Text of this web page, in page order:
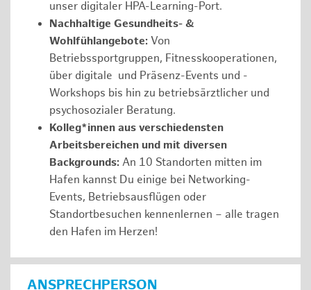
unser digitaler HPA-Learning-Port.
Nachhaltige Gesundheits- &
Wohlfühlangebote: Von
Betriebssportgruppen, Fitnesskooperationen,
über digitale und Präsenz-Events und -
Workshops bis hin zu betriebsärztlicher und
psychosozialer Beratung.
Kolleg*innen aus verschiedensten
Arbeitsbereichen und mit diversen
Backgrounds: An 10 Standorten mitten im
Hafen kannst Du einige bei Networking-
Events, Betriebsausflügen oder
Standortbesuchen kennenlernen – alle tragen
den Hafen im Herzen!
ANSPRECHPERSON